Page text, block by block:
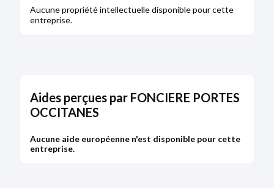
Aucune propriété intellectuelle disponible pour cette
entreprise.
Aides perçues par FONCIERE PORTES
OCCITANES
Aucune aide européenne n'est disponible pour cette
entreprise.